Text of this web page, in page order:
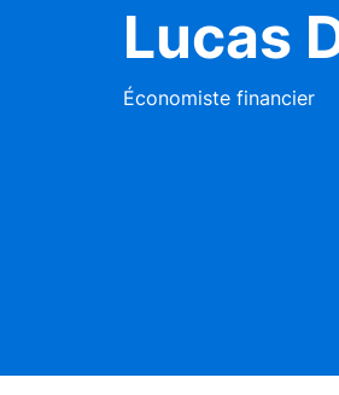
Lucas
Économiste financier